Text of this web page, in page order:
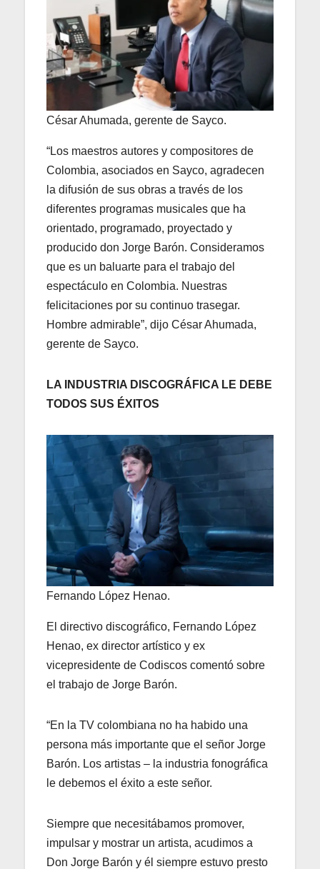
César Ahumada, gerente de Sayco.
“Los maestros autores y compositores de
Colombia, asociados en Sayco, agradecen
la difusión de sus obras a través de los
diferentes programas musicales que ha
orientado, programado, proyectado y
producido don Jorge Barón. Consideramos
que es un baluarte para el trabajo del
espectáculo en Colombia. Nuestras
felicitaciones por su continuo trasegar.
Hombre admirable”, dijo César Ahumada,
gerente de Sayco.
LA INDUSTRIA DISCOGRÁFICA LE DEBE
TODOS SUS ÉXITOS
Fernando López Henao.
El directivo discográfico, Fernando López
Henao, ex director artístico y ex
vicepresidente de Codiscos comentó sobre
el trabajo de Jorge Barón.
“En la TV colombiana no ha habido una
persona más importante que el señor Jorge
Barón. Los artistas – la industria fonográfica
le debemos el éxito a este señor.
Siempre que necesitábamos promover,
impulsar y mostrar un artista, acudimos a
Don Jorge Barón y él siempre estuvo presto